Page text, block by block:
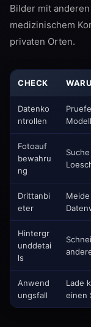
Bilder mit
medizinischem
privaten Orten.
CHECK
Datenko
ntrollen
Fotoauf
bewahru
ng
Drittanbi
eter
Hintergr
unddetai
ls
Anwend
ungsfall
Lade
einen